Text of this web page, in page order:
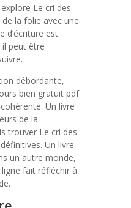
Le cri des
la folie avec une
d’écriture est
peut être
débordante,
bien gratuit pdf
Un livre
de la
trouver Le cri des
Un livre
un autre monde,
fait réfléchir à